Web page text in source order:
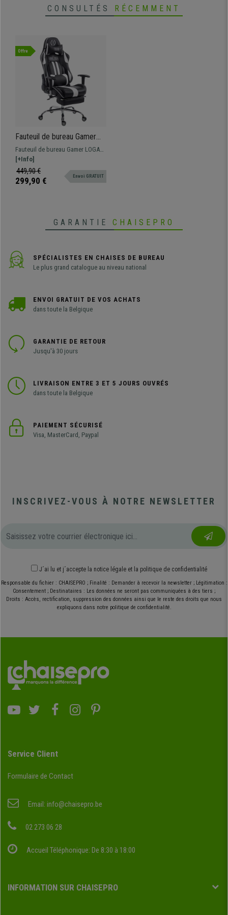
CONSULTÉS RÉCEMMENT
Offre
Fauteuil de bureau Gamer
LOGAN avec Repose-pieds,
Dossier Inclinable, Coussins
Inclus, Piétement en Métal,
Noir/Blanc
Fauteuil de bureau Gamer LOGAN
avec Repose-pieds. Grand confort
grâce à sa configuration, dossier
ajustable et coussins, disponible
[+Info]
449,90 €
299,90 € Envoi GRATUIT
GARANTIE CHAISEPRO
SPÉCIALISTES EN CHAISES DE BUREAU
Le plus grand catalogue au niveau national
ENVOI GRATUIT DE VOS ACHATS
dans toute la Belgique
GARANTIE DE RETOUR
Jusqu'à 30 jours
LIVRAISON ENTRE 3 ET 5 JOURS OUVRÉS
dans toute la Belgique
PAIEMENT SÉCURISÉ
Visa, MasterCard, Paypal
INSCRIVEZ-VOUS À NOTRE NEWSLETTER
J´ai lu et j´accepte la notice légale et la politique de confidentialité
Responsable du fichier : CHAISEPRO ; Finalité : Demander à recevoir la newsletter ; Légitimation :
Consentement ; Destinataires : Les données ne seront pas communiquées à des tiers ;
Droits : Accès, rectification, suppression des données ainsi que le reste des droits que nous
expliquons dans notre politique de confidentialité.
Service Client
Formulaire de Contact
Email: info@chaisepro.be
02 273 06 28
Accueil Téléphonique: De 8:30 à 18:00
INFORMATION SUR CHAISEPRO